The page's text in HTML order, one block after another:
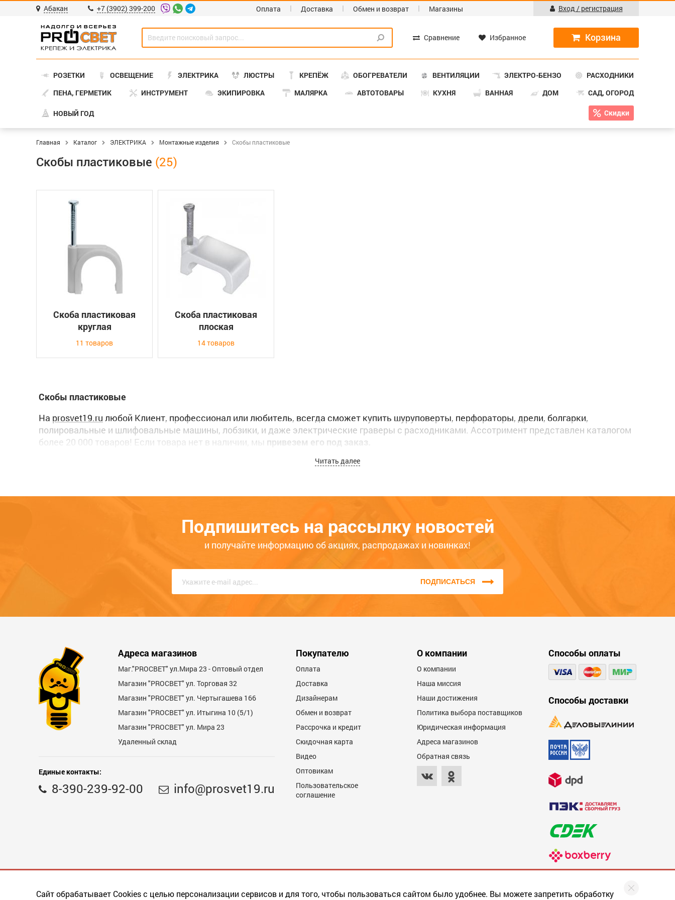
Абакан +7 (3902) 399-200 Оплата Доставка Обмен и возврат Магазины Вход / регистрация
Сравнение Избранное
РОЗЕТКИ ОСВЕЩЕНИЕ ЭЛЕКТРИКА ЛЮСТРЫ КРЕПЁЖ ОБОГРЕВАТЕЛИ ВЕНТИЛЯЦИИ ЭЛЕКТРО-БЕНЗО
РАСХОДНИКИ
ПЕНА, ГЕРМЕТИК
ИНСТРУМЕНТ ЭКИПИРОВКА МАЛЯРКА АВТОТОВАРЫ КУХНЯ ВАННАЯ ДОМ САД, ОГОРОД
НОВЫЙ ГОД Скидки
Главная Каталог ЭЛЕКТРИКА Монтажные изделия Скобы пластиковые
Скобы пластиковые
Скоба пластиковая
круглая
11 товаров
Скоба пластиковая
плоская
14 товаров
Скобы пластиковые
На prosvet19.ru любой Клиент, профессионал или любитель, всегда сможет купить шуруповерты, перфораторы, дрели, болгарки,
полировальные и шлифовальные машины, лобзики, и даже электрические граверы с расходниками. Ассотримент представлен каталогом
более 20 000 товаров! Если товара нет в наличии, мы привезем его под заказ.
службу вечерней доставкипо городам Абакан, Черногорск, Усть-Абакан – это гарантия того,
Если Вам потребуется нашаконсультация, или вы хотите заказать товар, вы сможете это сделать в форме обратной связи на сайте или по
Читать далее
Сайт обрабатывает Cookies с целью персонализации сервисов и для того, чтобы пользоваться сайтом было удобнее. Вы можете запретить обработку
Подпишитесь на рассылку новостей
и получайте информацию об акциях, распродажах и новинках!
ПОДПИСАТЬСЯ
Адреса магазинов
Маг."PROСВЕТ" ул.Мира 23 - Оптовый отдел
Магазин "PROСВЕТ" ул. Торговая 32
Магазин "PROCBET" ул. Чертыгашева 166
Магазин "PROCBET" ул. Итыгина 10 (5/1)
Магазин "PROСВЕТ" ул. Мира 23
Удаленный склад
Единые контакты:
8-390-239-92-00 info@prosvet19.ru
Покупателю
Оплата
Доставка
Дизайнерам
Обмен и возврат
Рассрочка и кредит
Скидочная карта
Видео
Оптовикам
Пользовательское
соглашение
О компании
О компании
Наша миссия
Наши достижения
Политика выбора поставщиков
Юридическая информация
Адреса магазинов
Обратная связь
Способы оплаты
Способы доставки